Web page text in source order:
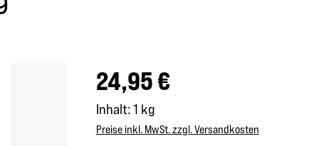
Regulärer Preis:
24,95 €
Inhalt: 1 kg
Preise inkl. MwSt. zzgl. Versandkosten